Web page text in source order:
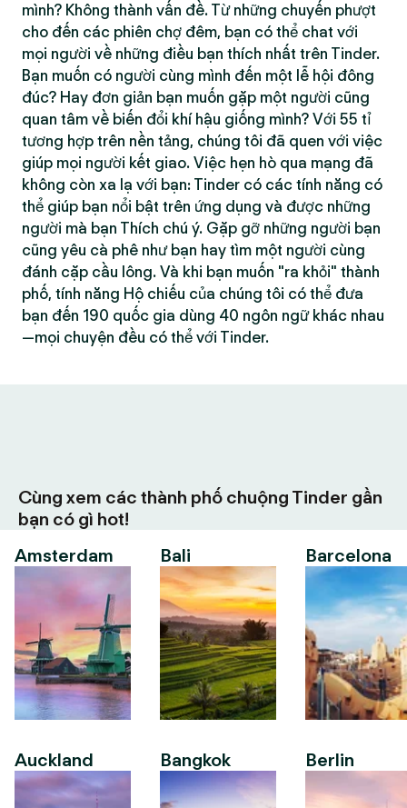
mình? Không thành vấn đề. Từ những chuyến phượt
cho đến các phiên chợ đêm, bạn có thể chat với
mọi người về những điều bạn thích nhất trên Tinder.
Bạn muốn có người cùng mình đến một lễ hội đông
đúc? Hay đơn giản bạn muốn gặp một người cũng
quan tâm về biến đổi khí hậu giống mình? Với 55 tỉ
tương hợp trên nền tảng, chúng tôi đã quen với việc
giúp mọi người kết giao. Việc hẹn hò qua mạng đã
không còn xa lạ với bạn: Tinder có các tính năng có
thể giúp bạn nổi bật trên ứng dụng và được những
người mà bạn Thích chú ý. Gặp gỡ những người bạn
cũng yêu cà phê như bạn hay tìm một người cùng
đánh cặp cầu lông. Và khi bạn muốn "ra khỏi" thành
phố, tính năng Hộ chiếu của chúng tôi có thể đưa
bạn đến 190 quốc gia dùng 40 ngôn ngữ khác nhau
—mọi chuyện đều có thể với Tinder.
Cùng xem các thành phố chuộng Tinder gần
bạn có gì hot!
Amsterdam
Auckland
Bali
Bangkok
Barcelona
Berlin